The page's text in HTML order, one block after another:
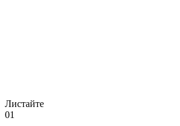
Листайте
01